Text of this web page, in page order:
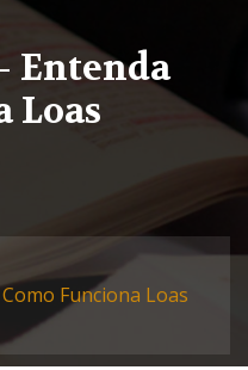
Entenda
Loas
Funciona Loas